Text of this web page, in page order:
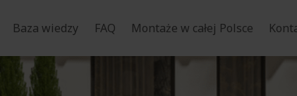
Baza wiedzy FAQ Montaże w całej Polsce